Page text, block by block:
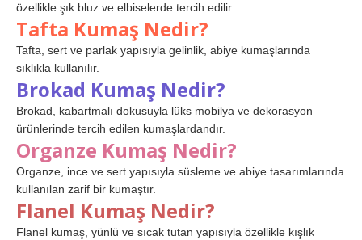
özellikle şık bluz ve elbiselerde tercih edilir.
Tafta Kumaş Nedir?
Tafta, sert ve parlak yapısıyla gelinlik, abiye kumaşlarında
sıklıkla kullanılır.
Brokad Kumaş Nedir?
Brokad, kabartmalı dokusuyla lüks mobilya ve dekorasyon
ürünlerinde tercih edilen kumaşlardandır.
Organze Kumaş Nedir?
Organze, ince ve sert yapısıyla süsleme ve abiye tasarımlarında
kullanılan zarif bir kumaştır.
Flanel Kumaş Nedir?
Flanel kumaş, yünlü ve sıcak tutan yapısıyla özellikle kışlık